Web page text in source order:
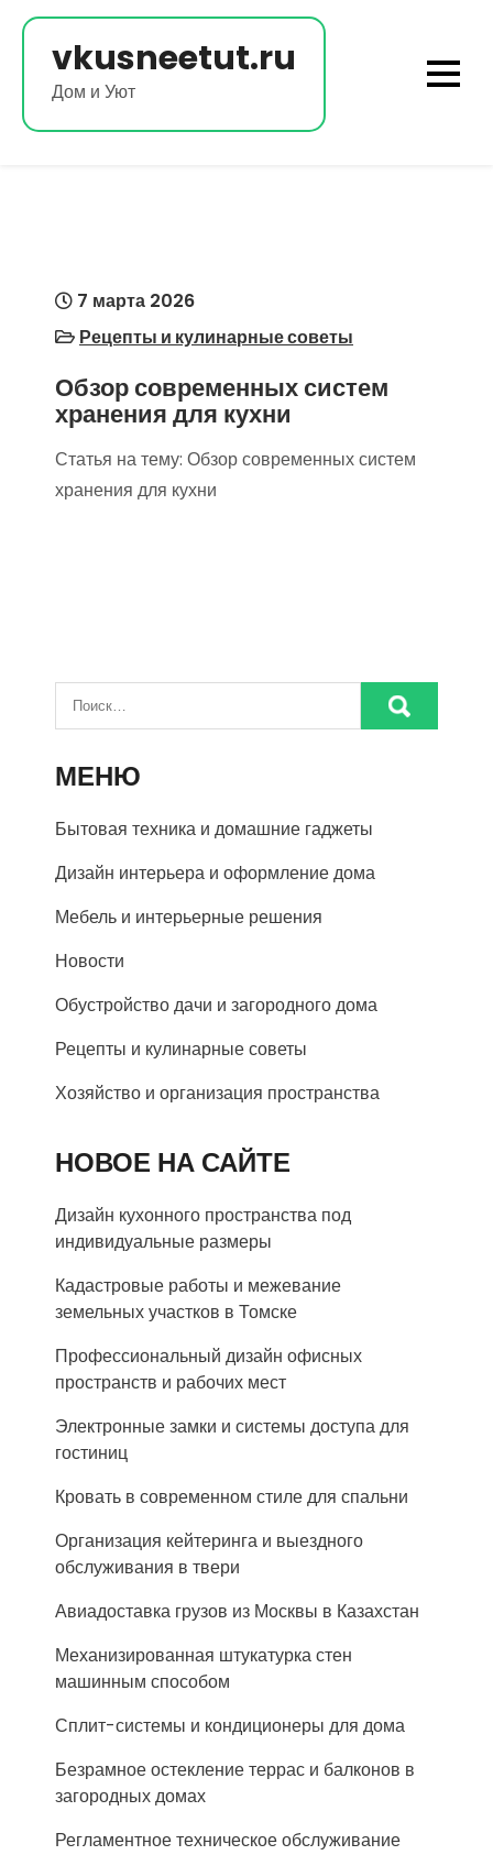
Перейти
содержимому
vkusneetut.ru
Дом и Уют
7 марта 2026
Рецепты и кулинарные советы
Обзор современных систем
хранения для кухни
Статья на тему: Обзор современных систем
хранения для кухни
МЕНЮ
Бытовая техника и домашние гаджеты
Дизайн интерьера и оформление дома
Мебель и интерьерные решения
Новости
Обустройство дачи и загородного дома
Рецепты и кулинарные советы
Хозяйство и организация пространства
НОВОЕ НА САЙТЕ
Дизайн кухонного пространства под
индивидуальные размеры
Кадастровые работы и межевание
земельных участков в Томске
Профессиональный дизайн офисных
пространств и рабочих мест
Электронные замки и системы доступа для
гостиниц
Кровать в современном стиле для спальни
Организация кейтеринга и выездного
обслуживания в твери
Авиадоставка грузов из Москвы в Казахстан
Механизированная штукатурка стен
машинным способом
Сплит-системы и кондиционеры для дома
Безрамное остекление террас и балконов в
загородных домах
Регламентное техническое обслуживание